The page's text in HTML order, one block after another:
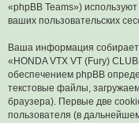
«phpBB Teams»)
ваших пользовательских
Ваша информация
«HONDA VTX VT (Fury)
обеспечением phpBB
текстовые файлы,
браузера). Первые две
пользователя (в